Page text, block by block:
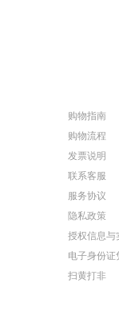
购物指南
购物流程
发票说明
联系客服
服务协议
隐私政策
授权信息与
电子身份证
扫黄打非